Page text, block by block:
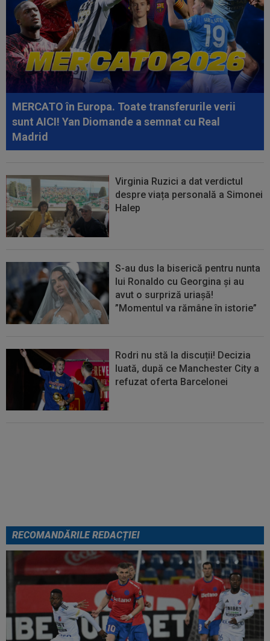
14:10 OFICIAL
Surpriză! Jucătorul dorit de Gigi
Becali, care ”poate juca la orice echipă din...
14:08 VIDEO
Radu Naum a rămas ”mască”, după ce
l-a auzit pe antrenorul de la FC Voluntari...
13:47
Antrenorul lui Union SG a dat verdictul, după ce
Darius Olaru a fost rezervă și...
MERCATO în Europa. Toate transferurile verii
sunt AICI! Yan Diomande a semnat cu Real
Madrid
Virginia Ruzici a dat verdictul
despre viața personală a Simonei
Halep
S-au dus la biserică pentru nunta
lui Ronaldo cu Georgina și au
avut o surpriză uriașă!
”Momentul va rămâne în istorie”
Rodri nu stă la discuții! Decizia
luată, după ce Manchester City a
refuzat oferta Barcelonei
RECOMANDĂRILE REDACȚIEI